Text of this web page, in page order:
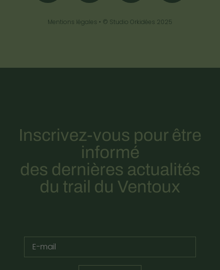
Mentions légales • © Studio Orkidées 2025
Inscrivez-vous pour être
informé
des dernières actualités
du trail du Ventoux